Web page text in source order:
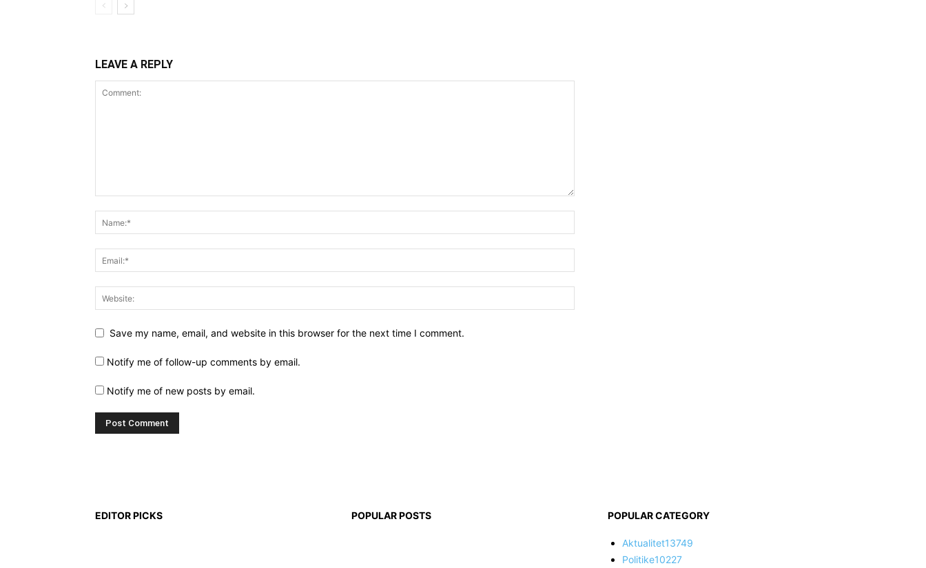
LEAVE A REPLY
Save my name, email, and website in this browser for the next time I comment.
Notify me of follow-up comments by email.
Notify me of new posts by email.
EDITOR PICKS POPULAR POSTS POPULAR CATEGORY
Aktualitet13749
Politike10227